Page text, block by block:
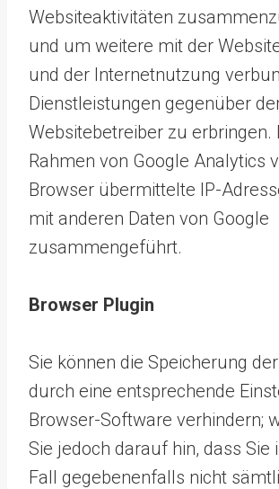
Websiteaktivitäten
und um weitere mit der
und der Internetnutzung
Dienstleistungen gegenüber
Websitebetreiber zu erbringen.
Rahmen von Google Analytics
Browser übermittelte IP-
mit anderen Daten von Google
zusammengeführt.
Browser Plugin
Sie können die Speicherung
durch eine entsprechende
Browser-Software verhindern;
Sie jedoch darauf hin, dass Sie
Fall gegebenenfalls nicht